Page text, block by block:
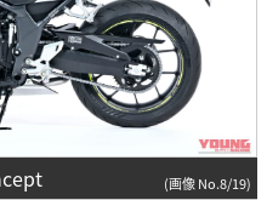
(画像 No.8/19)